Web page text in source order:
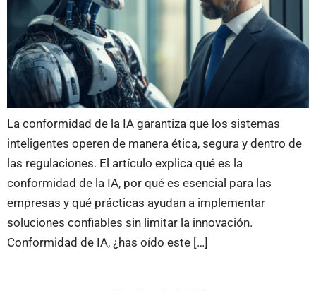
La conformidad de la IA garantiza que los sistemas
inteligentes operen de manera ética, segura y dentro de
las regulaciones. El artículo explica qué es la
conformidad de la IA, por qué es esencial para las
empresas y qué prácticas ayudan a implementar
soluciones confiables sin limitar la innovación.
Conformidad de IA, ¿has oído este […]